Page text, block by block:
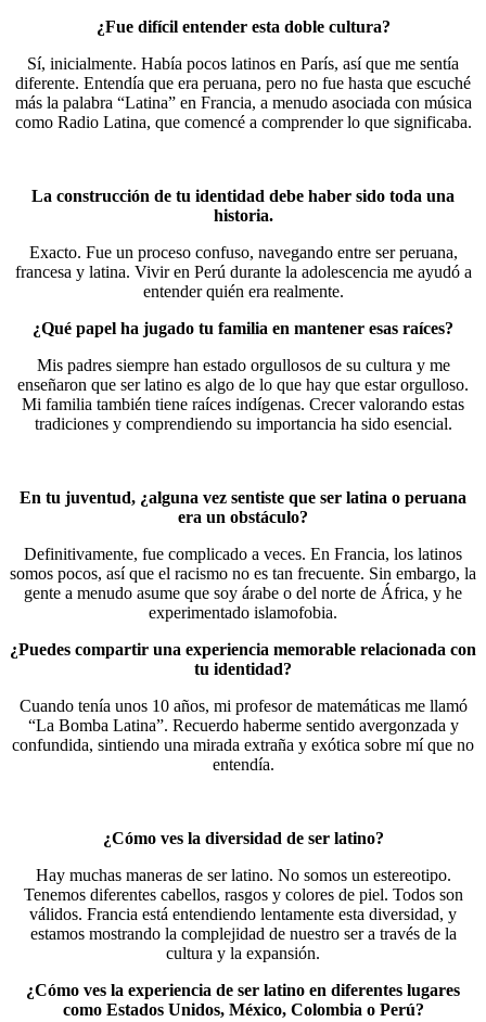
¿Fue difícil entender esta doble cultura?
Sí, inicialmente. Había pocos latinos en París, así que me sentía
diferente. Entendía que era peruana, pero no fue hasta que escuché
más la palabra “Latina” en Francia, a menudo asociada con música
como Radio Latina, que comencé a comprender lo que significaba.
La construcción de tu identidad debe haber sido toda una
historia.
Exacto. Fue un proceso confuso, navegando entre ser peruana,
francesa y latina. Vivir en Perú durante la adolescencia me ayudó a
entender quién era realmente.
¿Qué papel ha jugado tu familia en mantener esas raíces?
Mis padres siempre han estado orgullosos de su cultura y me
enseñaron que ser latino es algo de lo que hay que estar orgulloso.
Mi familia también tiene raíces indígenas. Crecer valorando estas
tradiciones y comprendiendo su importancia ha sido esencial.
En tu juventud, ¿alguna vez sentiste que ser latina o peruana
era un obstáculo?
Definitivamente, fue complicado a veces. En Francia, los latinos
somos pocos, así que el racismo no es tan frecuente. Sin embargo, la
gente a menudo asume que soy árabe o del norte de África, y he
experimentado islamofobia.
¿Puedes compartir una experiencia memorable relacionada con
tu identidad?
Cuando tenía unos 10 años, mi profesor de matemáticas me llamó
“La Bomba Latina”. Recuerdo haberme sentido avergonzada y
confundida, sintiendo una mirada extraña y exótica sobre mí que no
entendía.
¿Cómo ves la diversidad de ser latino?
Hay muchas maneras de ser latino. No somos un estereotipo.
Tenemos diferentes cabellos, rasgos y colores de piel. Todos son
válidos. Francia está entendiendo lentamente esta diversidad, y
estamos mostrando la complejidad de nuestro ser a través de la
cultura y la expansión.
¿Cómo ves la experiencia de ser latino en diferentes lugares
como Estados Unidos, México, Colombia o Perú?